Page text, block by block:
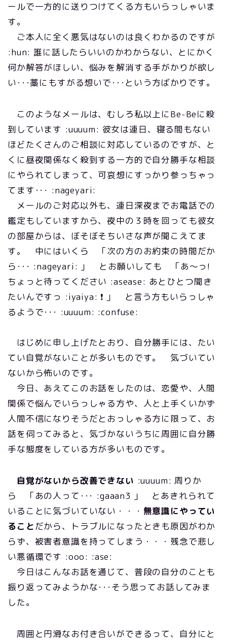
ールで一方的に送りつけてくる方もいらっしゃいま
す。
ご本人に全く悪気はないのは良くわかるのですが
:hun: 誰に話したらいいのかわからない、とにかく
何か解答がほしい、悩みを解消する手がかりが欲し
い･･･藁にもすがる想いで･･･という方ばかりです。
このようなメールは、むしろ私以上にBe-Beに殺
到しています :uuuum: 彼女は連日、寝る間もない
ほどたくさんのご相談に対応しているのですが、と
くに昼夜関係なく殺到する一方的で自分勝手な相談
にやられてしまって、可哀想にすっかり参っちゃっ
てます･･･ :nageyari:
メールのご対応以外も、連日深夜までお電話での
鑑定もしていますから、夜中の３時を回っても彼女
の部屋からは、ぼそぼそちいさな声が聞こえてま
す。 中にはいくら 「次の方のお約束の時間だか
ら･･･ :nageyari: 」 とお願いしても 「あ～っ!
ちょっと待ってください :asease: あとひとつ聞き
たいんですっ :iyaiya: ❗ 」 と言う方もいらっしゃ
るようで･･･ :uuuum: :confuse:
はじめに申し上げたとおり、自分勝手には、たい
てい自覚がないことが多いものです。 気づいてい
ないから怖いのです。
今日、あえてこのお話をしたのは、恋愛や、人間
関係で悩んでいらっしゃる方や、人と上手くいかず
人間不信になりそうだとおっしゃる方に限って、お
話を伺ってみると、気づかないうちに周囲に自分勝
手な態度をしている方が多いものです。
自覚がないから改善できない :uuuum: 周りか
ら 「あの人って･･･ :gaaan3 」 とあきれられて
いることに気づいていない・・・ 無意識にやってい
ること だから、トラブルになったときも原因がわか
らず、被害者意識を持ってしまう・・・残念で悲し
い悪循環です :ooo: :ase:
今日はこんなお話を通じて、普段の自分のことも
振り返ってみようかな･･･そう思ってお話してみま
した。
周囲と円滑なお付き合いができるって、自分にと